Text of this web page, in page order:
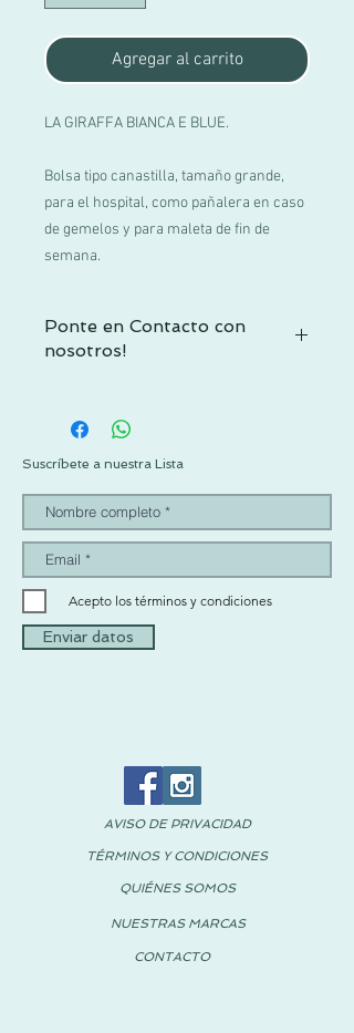
Agregar al carrito
LA GIRAFFA BIANCA E BLUE.
Bolsa tipo canastilla, tamaño grande,
para el hospital, como pañalera en caso
de gemelos y para maleta de fin de
semana.
Ponte en Contacto con
nosotros!
duda, contactacnos por WhatsApp al +52
1 55 3719 1601 o por mail a
info@pachus.com.mx
Suscríbete a nuestra Lista
Acepto los términos y condiciones
Enviar datos
AVISO DE PRIVACIDAD
TÉRMINOS Y CONDICIONES
QUIÉNES SOMOS
NUESTRAS MARCAS
CONTACTO